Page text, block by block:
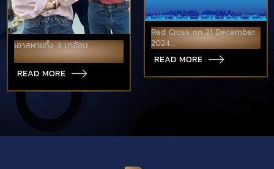
เอาสหายทั้ง 3 มาอ้อน
READ MORE
Red Cross on 21 December
2024
The Mayor of Pattaya
welcome for production
team of shooting film.
READ MORE